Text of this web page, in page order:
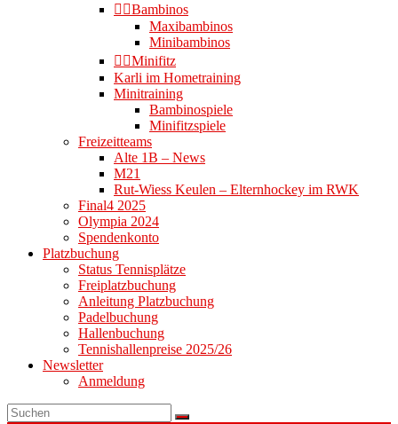
👉🏻Bambinos
Maxibambinos
Minibambinos
👉🏻Minifitz
Karli im Hometraining
Minitraining
Bambinospiele
Minifitzspiele
Freizeitteams
Alte 1B – News
M21
Rut-Wiess Keulen – Elternhockey im RWK
Final4 2025
Olympia 2024
Spendenkonto
Platzbuchung
Status Tennisplätze
Freiplatzbuchung
Anleitung Platzbuchung
Padelbuchung
Hallenbuchung
Tennishallenpreise 2025/26
Newsletter
Anmeldung